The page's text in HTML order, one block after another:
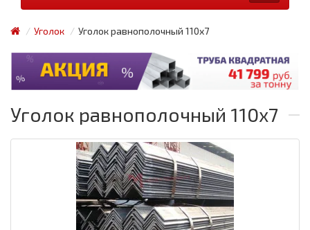
Уголок Уголок равнополочный 110x7
Уголок равнополочный 110x7